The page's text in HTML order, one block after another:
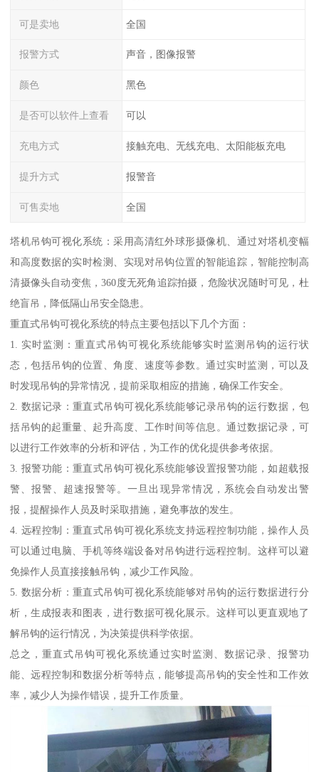
可是卖地 全国
报警方式 声音，图像报警
颜色 黑色
是否可以软件上查看 可以
充电方式 接触充电、无线充电、太阳能板充电
提升方式 报警音
可售卖地 全国
塔机吊钩可视化系统：采用高清红外球形摄像机、通过对塔机变幅
和高度数据的实时检测、实现对吊钩位置的智能追踪，智能控制高
清摄像头自动变焦，360度无死角追踪拍摄，危险状况随时可见，杜
绝盲吊，降低隔山吊安全隐患。
重直式吊钩可视化系统的特点主要包括以下几个方面：
1. 实时监测：重直式吊钩可视化系统能够实时监测吊钩的运行状
态，包括吊钩的位置、角度、速度等参数。通过实时监测，可以及
时发现吊钩的异常情况，提前采取相应的措施，确保工作安全。
2. 数据记录：重直式吊钩可视化系统能够记录吊钩的运行数据，包
括吊钩的起重量、起升高度、工作时间等信息。通过数据记录，可
以进行工作效率的分析和评估，为工作的优化提供参考依据。
3. 报警功能：重直式吊钩可视化系统能够设置报警功能，如超载报
警、报警、超速报警等。一旦出现异常情况，系统会自动发出警
报，提醒操作人员及时采取措施，避免事故的发生。
4. 远程控制：重直式吊钩可视化系统支持远程控制功能，操作人员
可以通过电脑、手机等终端设备对吊钩进行远程控制。这样可以避
免操作人员直接接触吊钩，减少工作风险。
5. 数据分析：重直式吊钩可视化系统能够对吊钩的运行数据进行分
析，生成报表和图表，进行数据可视化展示。这样可以更直观地了
解吊钩的运行情况，为决策提供科学依据。
总之，重直式吊钩可视化系统通过实时监测、数据记录、报警功
能、远程控制和数据分析等特点，能够提高吊钩的安全性和工作效
率，减少人为操作错误，提升工作质量。